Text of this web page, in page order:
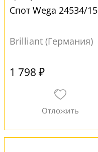
Спот Wega 24534/15
Brilliant (Германия)
1 798 ₽